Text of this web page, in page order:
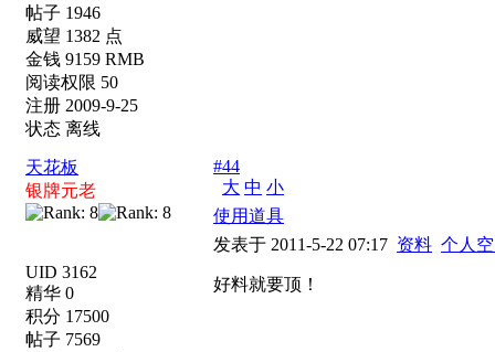
帖子 1946
威望 1382 点
金钱 9159 RMB
阅读权限 50
注册 2009-9-25
状态 离线
天花板
银牌元老
UID 3162
精华 0
积分 17500
帖子 7569
#44
大 中 小
使用道具
发表于 2011-5-22 07:17 资料 个人
好料就要顶！